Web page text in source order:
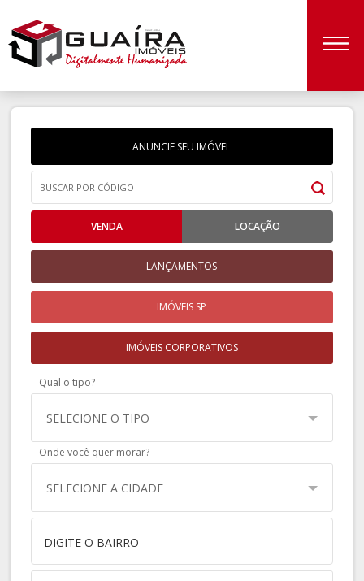
ANUNCIE SEU IMÓVEL
VENDA LOCAÇÃO
LANÇAMENTOS
IMÓVEIS SP
IMÓVEIS CORPORATIVOS
Qual o tipo?
SELECIONE O TIPO
Onde você quer morar?
SELECIONE A CIDADE